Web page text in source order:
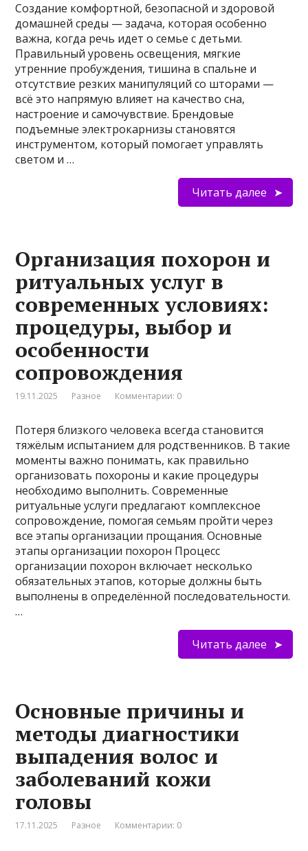
Создание комфортной, безопасной и здоровой
домашней среды — задача, которая особенно
важна, когда речь идет о семье с детьми.
Правильный уровень освещения, мягкие
утренние пробуждения, тишина в спальне и
отсутствие резких манипуляций со шторами —
всё это напрямую влияет на качество сна,
настроение и самочувствие. Брендовые
подъемные электрокарнизы становятся
инструментом, который помогает управлять
светом и …
Читать далее
Организация похорон и
ритуальных услуг в
современных условиях:
процедуры, выбор и
особенности
сопровождения
19.11.2025 Разное Комментарии: 0
Потеря близкого человека всегда становится
тяжёлым испытанием для родственников. В такие
моменты важно понимать, как правильно
организовать похороны и какие процедуры
необходимо выполнить. Современные
ритуальные услуги предлагают комплексное
сопровождение, помогая семьям пройти через
все этапы организации прощания. Основные
этапы организации похорон Процесс
организации похорон включает несколько
обязательных этапов, которые должны быть
выполнены в определённой последовательности.
…
Читать далее
Основные причины и
методы диагностики
выпадения волос и
заболеваний кожи
головы
17.11.2025 Разное Комментарии: 0